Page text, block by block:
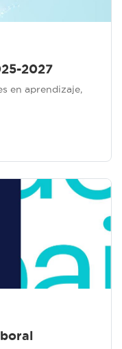
2027
en aprendizaje,